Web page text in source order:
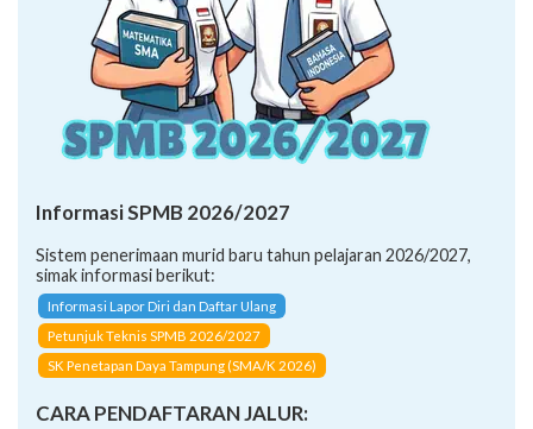
Informasi SPMB 2026/2027
Sistem penerimaan murid baru tahun pelajaran 2026/2027,
simak informasi berikut:
Informasi Lapor Diri dan Daftar Ulang
Petunjuk Teknis SPMB 2026/2027
SK Penetapan Daya Tampung (SMA/K 2026)
CARA PENDAFTARAN JALUR: